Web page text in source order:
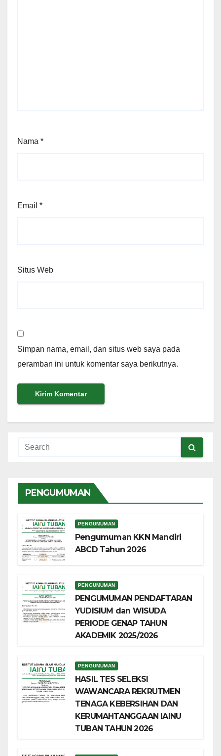
Nama *
Email *
Situs Web
Simpan nama, email, dan situs web saya pada
peramban ini untuk komentar saya berikutnya.
PENGUMUMAN
PENGUMUMAN
Pengumuman KKN Mandiri
ABCD Tahun 2026
PENGUMUMAN
PENGUMUMAN PENDAFTARAN
YUDISIUM dan WISUDA
PERIODE GENAP TAHUN
AKADEMIK 2025/2026
PENGUMUMAN
HASIL TES SELEKSI
WAWANCARA REKRUTMEN
TENAGA KEBERSIHAN DAN
KERUMAHTANGGAAN IAINU
TUBAN TAHUN 2026